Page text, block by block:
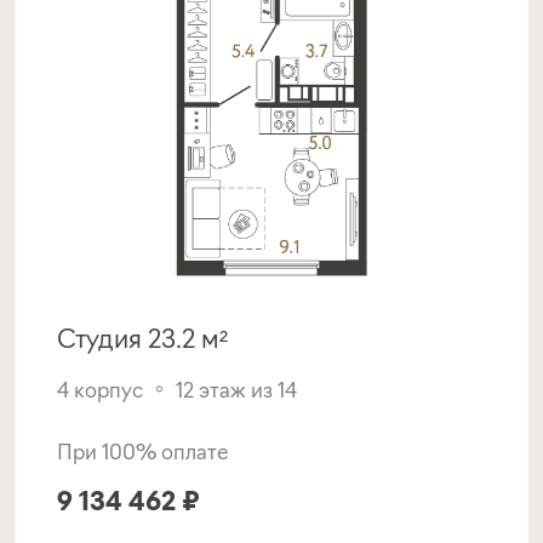
Программа от
Металлинвестбанка
Семейная ипотека
1-й взнос
от 20%
до 30 лет
Подать заявку
Программа от Банка Россия
Студия 23.2 м²
4 корпус 12 этаж из 14
При 100% оплате
9 134 462 ₽